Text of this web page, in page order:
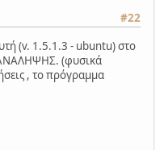
#22
(v. 1.5.1.3 - ubuntu) στο
(φυσικά
, το πρόγραμμα